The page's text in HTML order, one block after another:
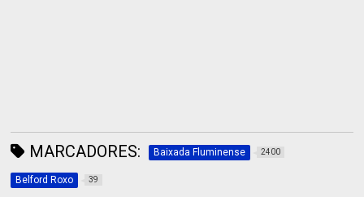
MARCADORES: Baixada Fluminense 2400
Belford Roxo 39